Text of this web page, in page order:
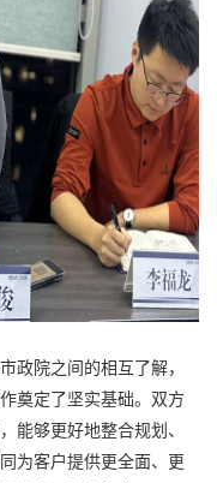
政院之间的相互了解，
奠定了坚实基础。双方
能够更好地整合规划、
为客户提供更全面、更